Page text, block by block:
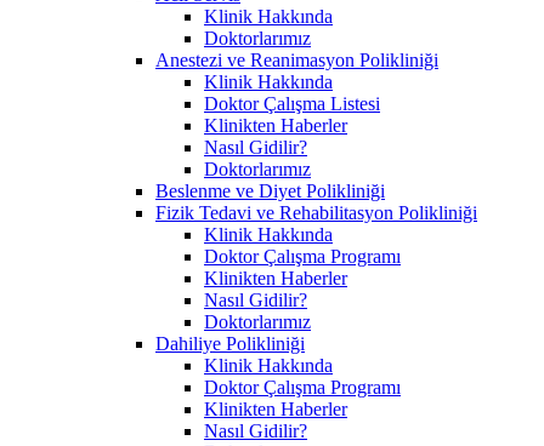
Klinik Hakkında
Doktorlarımız
Anestezi ve Reanimasyon Polikliniği
Klinik Hakkında
Doktor Çalışma Listesi
Klinikten Haberler
Nasıl Gidilir?
Doktorlarımız
Beslenme ve Diyet Polikliniği
Fizik Tedavi ve Rehabilitasyon Polikliniği
Klinik Hakkında
Doktor Çalışma Programı
Klinikten Haberler
Nasıl Gidilir?
Doktorlarımız
Dahiliye Polikliniği
Klinik Hakkında
Doktor Çalışma Programı
Klinikten Haberler
Nasıl Gidilir?